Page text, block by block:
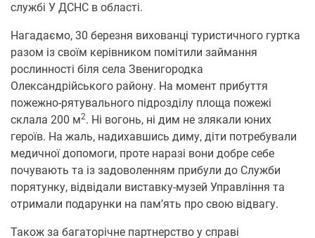
службі У ДСНС в області.
Нагадаємо, 30 березня вихованці туристичного гуртка
разом із своїм керівником помітили займання
рослинності біля села Звенигородка
Олександрійського району. На момент прибуття
пожежно-рятувального підрозділу площа пожежі
склала 200 м2. Ні вогонь, ні дим не злякали юних
героїв. На жаль, надихавшись диму, діти потребували
медичної допомоги, проте наразі вони добре себе
почувають та із задоволенням прибули до Служби
порятунку, відвідали виставку-музей Управління та
отримали подарунки на пам’ять про свою відвагу.
Також за багаторічне партнерство у справі